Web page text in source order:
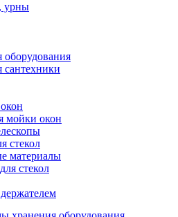
урны
мойки окон
стекол
материалы
стекол